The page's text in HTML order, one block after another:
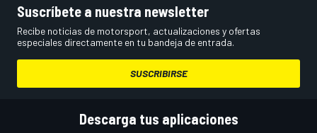
Suscríbete a nuestra newsletter
Recibe noticias de motorsport, actualizaciones y ofertas
especiales directamente en tu bandeja de entrada.
SUSCRIBIRSE
Descarga tus aplicaciones